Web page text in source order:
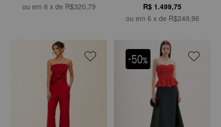
ou em 6 x de R$320,79
R$ 1.499,75
ou em 6 x de R$249,96